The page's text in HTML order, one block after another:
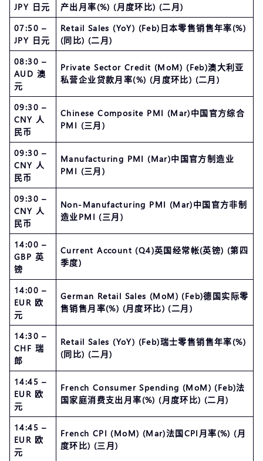
JPY 日元
产出月率(%) (月度环比) (二月)
07:50 –
JPY 日元
Retail Sales (YoY) (Feb)日本零售销售年率(%)
(同比) (二月)
08:30 –
AUD 澳
元
Private Sector Credit (MoM) (Feb)澳大利亚
私营企业贷款月率(%) (月度环比) (二月)
09:30 –
CNY 人
民币
Chinese Composite PMI (Mar)中国官方综合
PMI (三月)
09:30 –
CNY 人
民币
Manufacturing PMI (Mar)中国官方制造业
PMI (三月)
09:30 –
CNY 人
民币
Non-Manufacturing PMI (Mar)中国官方非制
造业PMI (三月)
14:00 –
GBP 英
镑
Current Account (Q4)英国经常帐(英镑) (第四
季度)
14:00 –
EUR 欧
元
German Retail Sales (MoM) (Feb)德国实际零
售销售月率(%) (月度环比) (二月)
14:30 –
CHF 瑞
郎
Retail Sales (YoY) (Feb)瑞士零售销售年率(%)
(同比) (二月)
14:45 –
EUR 欧
元
French Consumer Spending (MoM) (Feb)法
国家庭消费支出月率(%) (月度环比) (二月)
14:45 –
EUR 欧
元
French CPI (MoM) (Mar)法国CPI月率(%) (月
度环比) (三月)